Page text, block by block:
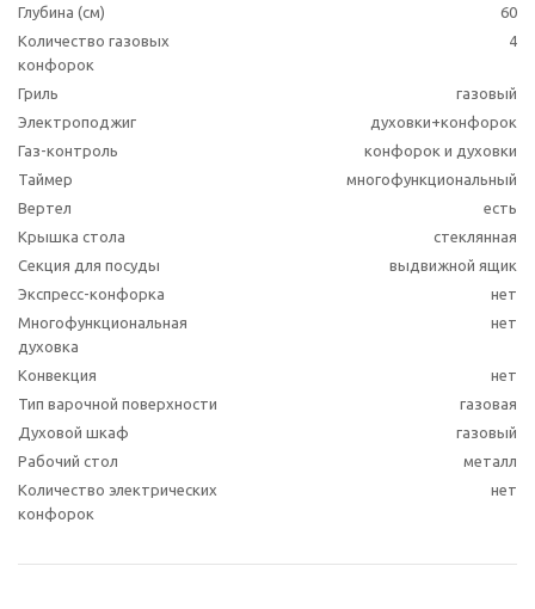
Глубина (см)
60
Количество газовых
конфорок
4
Гриль
газовый
Электроподжиг
духовки+конфорок
Газ-контроль
конфорок и духовки
Таймер
многофункциональный
Вертел
есть
Крышка стола
стеклянная
Секция для посуды
выдвижной ящик
Экспресс-конфорка
нет
Многофункциональная
духовка
нет
Конвекция
нет
Тип варочной поверхности
газовая
Духовой шкаф
газовый
Рабочий стол
металл
Количество электрических
конфорок
нет